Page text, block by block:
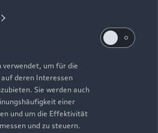
verwendet, um für die
deren Interessen
Sie werden auch
einer
und um die Effektivität
und zu steuern.
am